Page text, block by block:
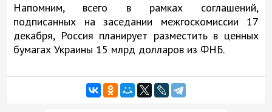
Напомним, всего в рамках соглашений,
подписанных на заседании межгоскомиссии 17
декабря, Россия планирует разместить в ценных
бумагах Украины 15 млрд долларов из ФНБ.